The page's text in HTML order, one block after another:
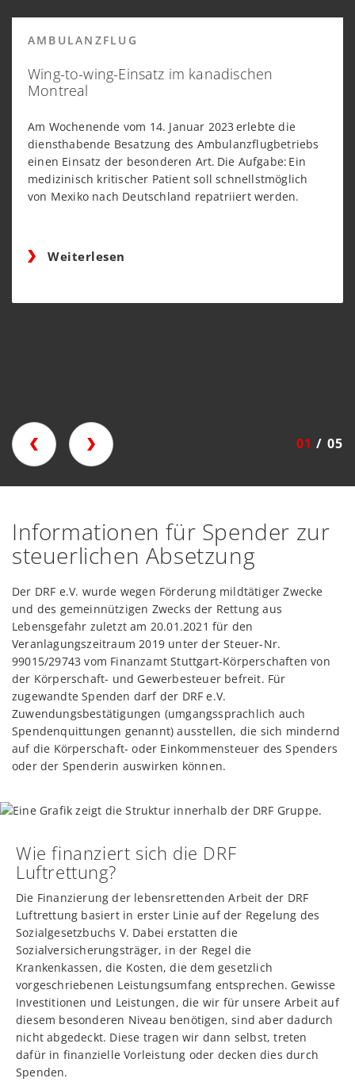
AMBULANZFLUG
Wing-to-wing-Einsatz im kanadischen
Montreal
Am Wochenende vom 14. Januar 2023 erlebte die
diensthabende Besatzung des Ambulanzflugbetriebs
einen Einsatz der besonderen Art. Die Aufgabe: Ein
medizinisch kritischer Patient soll schnellstmöglich
von Mexiko nach Deutschland repatriiert werden.
Weiterlesen
01 / 05
Informationen für Spender zur
steuerlichen Absetzung
Der DRF e.V. wurde wegen Förderung mildtätiger Zwecke
und des gemeinnützigen Zwecks der Rettung aus
Lebensgefahr zuletzt am 20.01.2021 für den
Veranlagungszeitraum 2019 unter der Steuer-Nr.
99015/29743 vom Finanzamt Stuttgart-Körperschaften von
der Körperschaft- und Gewerbesteuer befreit. Für
zugewandte Spenden darf der DRF e.V.
Zuwendungsbestätigungen (umgangssprachlich auch
Spendenquittungen genannt) ausstellen, die sich mindernd
auf die Körperschaft- oder Einkommensteuer des Spenders
oder der Spenderin auswirken können.
Wie finanziert sich die DRF
Luftrettung?
Die Finanzierung der lebensrettenden Arbeit der DRF
Luftrettung basiert in erster Linie auf der Regelung des
Sozialgesetzbuchs V. Dabei erstatten die
Sozialversicherungsträger, in der Regel die
Krankenkassen, die Kosten, die dem gesetzlich
vorgeschriebenen Leistungsumfang entsprechen. Gewisse
Investitionen und Leistungen, die wir für unsere Arbeit auf
diesem besonderen Niveau benötigen, sind aber dadurch
nicht abgedeckt. Diese tragen wir dann selbst, treten
dafür in finanzielle Vorleistung oder decken dies durch
Spenden.